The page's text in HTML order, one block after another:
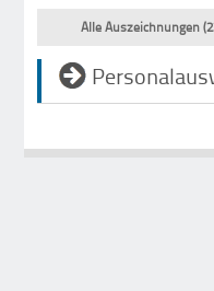
Alle Auszeichnungen